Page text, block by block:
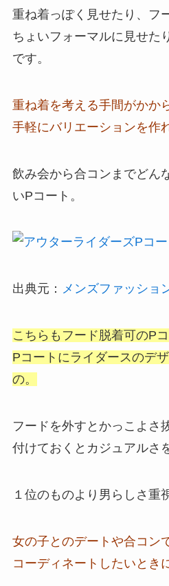
重ね着っぽく見せたり、フ
ちょいフォーマルに見せた
です。
重ね着を考える手間がかか
手軽にバリエーションを作
飲み会から合コンまでどん
いPコート。
出典元： メンズファッショ
こちらもフード脱着可のPコ
Pコートにライダースのデ
の。
フードを外すとかっこよさ
付けておくとカジュアルさ
１位のものより男らしさ重
女の子とのデートや合コン
コーディネートしたいとき